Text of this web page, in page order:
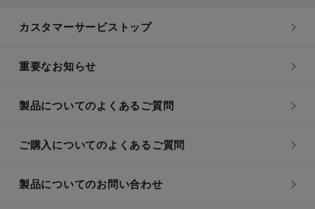
カスタマーサービストップ
重要なお知らせ
製品についてのよくあるご質問
ご購入についてのよくあるご質問
製品についてのお問い合わせ